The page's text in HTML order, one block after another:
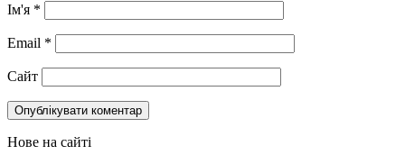
Ім'я *
Email *
Сайт
Нове на сайті